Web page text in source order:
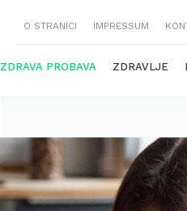
O STRANICI IMPRESSUM
ZDRAVA PROBAVA ZDRAVLJE